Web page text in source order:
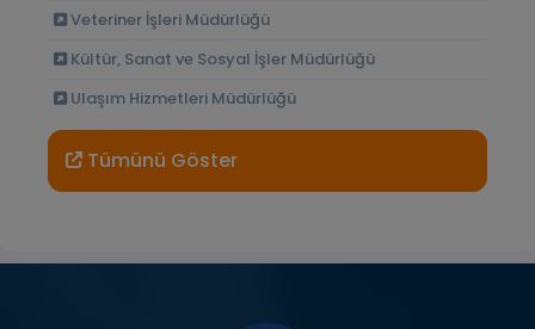
Veteriner İşleri Müdürlüğü
Kültür, Sanat ve Sosyal İşler Müdürlüğü
Ulaşım Hizmetleri Müdürlüğü
Tümünü Göster